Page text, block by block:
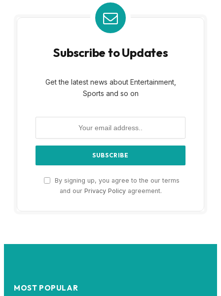
Subscribe to Updates
Get the latest news about Entertainment,
Sports and so on
By signing up, you agree to the our terms
and our Privacy Policyagreement.
MOST POPULAR